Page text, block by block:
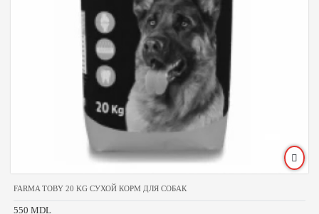
FARMA TOBY 20 KG СУХОЙ КОРМ ДЛЯ СОБАК
550 MDL